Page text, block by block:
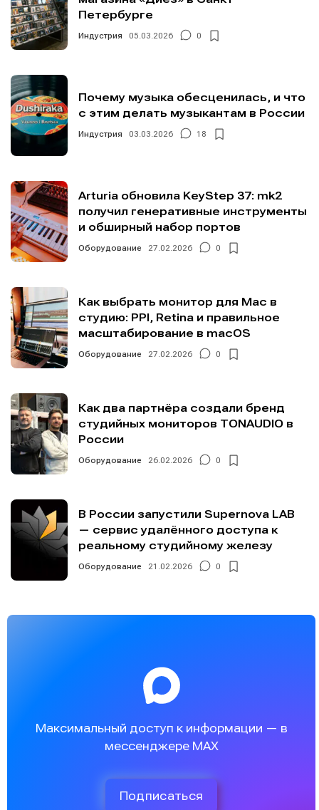
Петербурге
Индустрия 05.03.2026 0
Почему музыка обесценилась, и что
с этим делать музыкантам в России
Индустрия 03.03.2026 18
Arturia обновила KeyStep 37: mk2
получил генеративные инструменты
и обширный набор портов
Оборудование 27.02.2026 0
Как выбрать монитор для Mac в
студию: PPI, Retina и правильное
масштабирование в macOS
Оборудование 27.02.2026 0
Как два партнёра создали бренд
студийных мониторов TONAUDIO в
России
Оборудование 26.02.2026 0
В России запустили Supernova LAB
— сервис удалённого доступа к
реальному студийному железу
Оборудование 21.02.2026 0
Максимальный доступ к информации — в
мессенджере MAX
Подписаться